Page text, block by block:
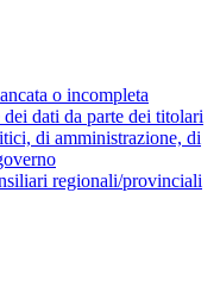
o incompleta
dati da parte dei titolari
di amministrazione, di
regionali/provinciali